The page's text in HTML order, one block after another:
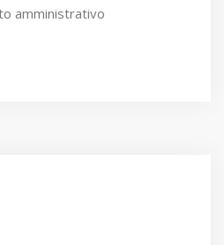
amministrativo